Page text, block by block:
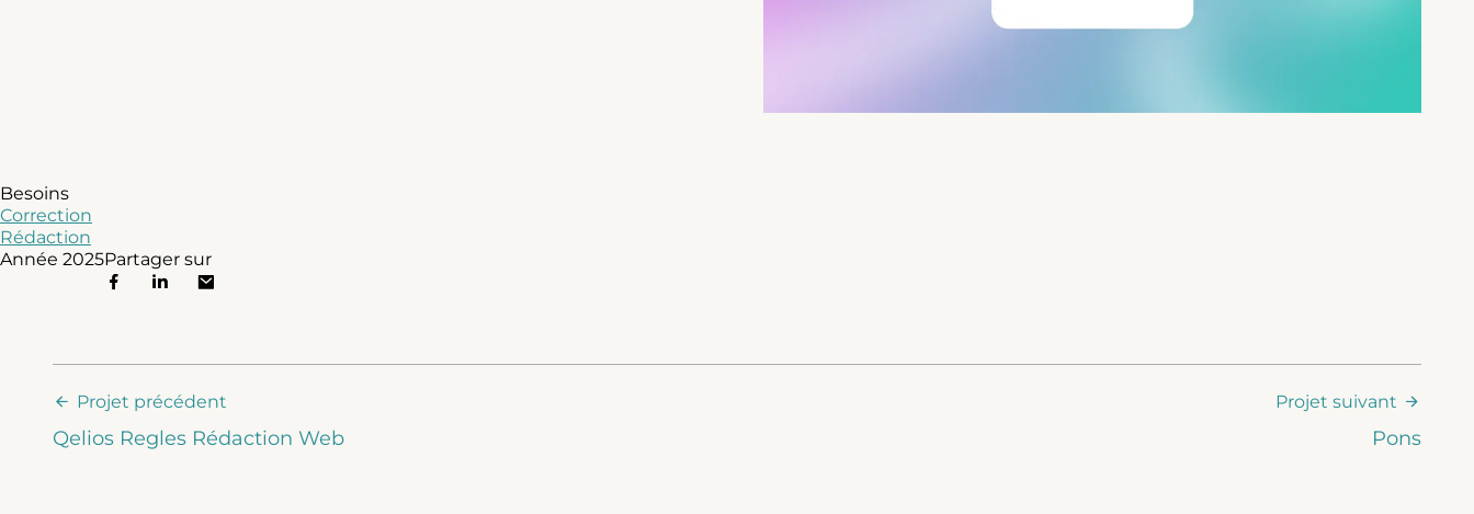
Besoins
Correction
Rédaction
Année 2025Partager sur
Projet précédent
Qelios Regles Rédaction Web
Projet suivant
Pons